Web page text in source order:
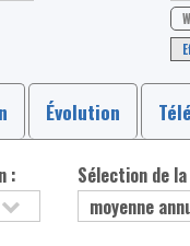
Évolution
: Sélection de